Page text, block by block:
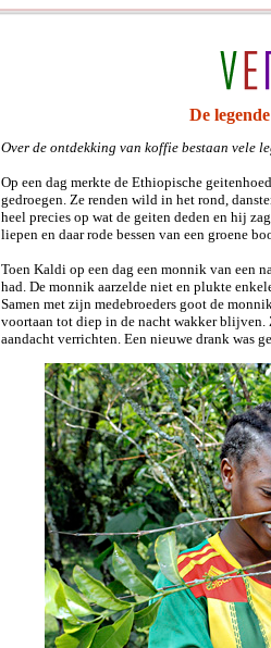
De
Over de ontdekking van koffie bestaan vele
Op een dag merkte de Ethiopische
gedroegen. Ze renden wild in het rond,
heel precies op wat de geiten deden en hij
liepen en daar rode bessen van een groene
Toen Kaldi op een dag een monnik van een
had. De monnik aarzelde niet en plukte
Samen met zijn medebroeders goot de
voortaan tot diep in de nacht wakker blijven.
aandacht verrichten. Een nieuwe drank was